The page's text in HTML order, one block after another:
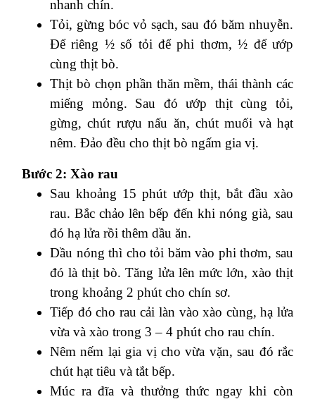
nhanh chín.
Tỏi, gừng bóc vỏ sạch, sau đó băm nhuyễn.
Để riêng ½ số tỏi để phi thơm, ½ để ướp
cùng thịt bò.
Thịt bò chọn phần thăn mềm, thái thành các
miếng mỏng. Sau đó ướp thịt cùng tỏi,
gừng, chút rượu nấu ăn, chút muối và hạt
nêm. Đảo đều cho thịt bò ngấm gia vị.
Bước 2: Xào rau
Sau khoảng 15 phút ướp thịt, bắt đầu xào
rau. Bắc chảo lên bếp đến khi nóng già, sau
đó hạ lửa rồi thêm dầu ăn.
Dầu nóng thì cho tỏi băm vào phi thơm, sau
đó là thịt bò. Tăng lửa lên mức lớn, xào thịt
trong khoảng 2 phút cho chín sơ.
Tiếp đó cho rau cải làn vào xào cùng, hạ lửa
vừa và xào trong 3 – 4 phút cho rau chín.
Nêm nếm lại gia vị cho vừa vặn, sau đó rắc
chút hạt tiêu và tắt bếp.
Múc ra đĩa và thưởng thức ngay khi còn